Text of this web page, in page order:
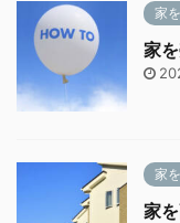
家
家
家
家